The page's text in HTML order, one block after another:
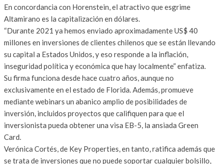
En concordancia con Horenstein, el atractivo que esgrime
Altamirano es la capitalización en dólares.
“Durante 2021 ya hemos enviado aproximadamente US$ 40
millones en inversiones de clientes chilenos que se están llevando
su capital a Estados Unidos, y eso responde a la inflación,
inseguridad política y económica que hay localmente” enfatiza.
Su firma funciona desde hace cuatro años, aunque no
exclusivamente en el estado de Florida. Además, promueve
mediante webinars un abanico amplio de posibilidades de
inversión, incluidos proyectos que califiquen para que el
inversionista pueda obtener una visa EB-5, la ansiada Green
Card.
Verónica Cortés, de Key Properties, en tanto, ratifica además que
se trata de inversiones que no puede soportar cualquier bolsillo,